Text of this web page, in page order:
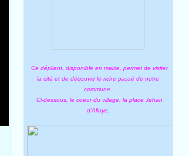
Ce dépliant, disponible en mairie, permet de visiter
la cité et de découvrir le riche passé de notre
commune.
Ci-dessous, le coeur du village, la place Jehan
d'Alluye.